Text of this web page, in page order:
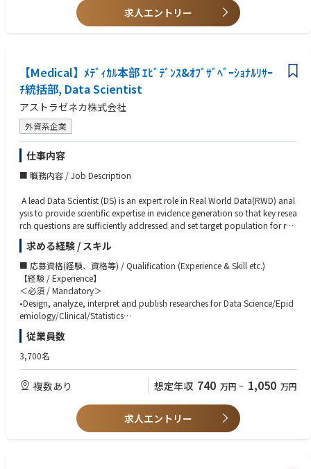
Scientific Platform
■Key Accountabilities of the Clinical Program Leader in Experimental Me
dicine Japan
■External Expert Engagement
・Map and prioritize External Experts (EEs) in the region, including:
Indication experts
Translational clinicians
Phase II trialists
trial success.
o:
Emerging science and innovation relevant to TA Inflammation
Proof-of-Concept (PoC) study design, including endpoint selection
Biomarker strategy
■Regulatory and Organizational Requirements
Operates within the requirements of global Standard Operating Procedu
res (SOPs) and working instructions.
■Job Complexity
Complex due to:
・Global nature of the role
・Matrix organization
・Direct multidisciplinary interaction
■Interfaces
・Global matrix teams
・Regional BI counterparts
を解決していける方
・メンバーとの良好なコミュニケーションが図れ、リーダーシップをお持
求人エントリー
【Medical】ﾒﾃﾞｨｶﾙ本部 ｴﾋﾞﾃﾞﾝｽ&ｵﾌﾞｻﾞﾍﾞｰｼｮﾅﾙﾘｻｰ
ﾁ統括部, Data Scientist
アストラゼネカ株式会社
外資系企業
仕事内容
■ 職務内容 / Job Description
A lead Data Scientist (DS) is an expert role in Real World Data(RWD) anal
ysis to provide scientific expertise in evidence generation so that key resea
rch questions are sufficiently addressed and set target population for res
earch. And all researches/analyses are planned and delivered in a way th
at represent cutting-edge science, methodologies, technologies, process
es, and solutions in the Pharm industry. Lead Data Scientist reports to dir
ector of Data Science, Medical.
•Lead/co-lead observational/database research and data analysis includ
ing Market/R&D analysis
•Assess study design/target population/data source/data handling/anal
ytical method and give clear inputs from an epidemiological point of vie
w
•Oversee venders and manage timeline, quality of outputs, resource, & c
ost of their responsible researches
•Survey & assess the necessary information for database and recommen
•Develop AI use fit for purpose
•Implement AI (including Generative AI) to their work process not only for
求める経験 / スキル
■ 応募資格(経験、資格等) / Qualification (Experience & Skill etc.)
【経験 / Experience】
＜必須 / Mandatory＞
•Design, analyze, interpret and publish researches for Data Science/Epid
emiology/Clinical/Statistics
•Manage, and/or lead group of members who are responsible for condu
cting clinical/epidemiologic research, analysis of data, reading of the da
ta for efficacy, safety, clinical effectiveness and epidemiological assessm
c features)*
*Mandatory only for those with pharmaceutical industry experience
•Make manuscript for their own specialized topics
＜歓迎 / Nice to have＞
従業員数
3,700名
複数あり 想定年収 740 万円 ~ 1,050 万円
求人エントリー